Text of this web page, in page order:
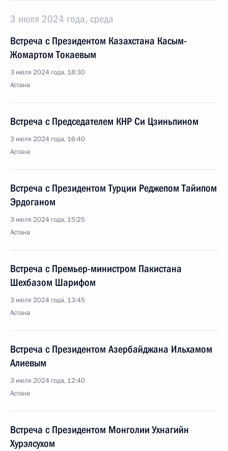
3 июля 2024 года, среда
Встреча с Президентом Казахстана Касым-
Жомартом Токаевым
3 июля 2024 года, 18:30
Астана
Встреча с Председателем КНР Си Цзиньпином
3 июля 2024 года, 16:40
Астана
Встреча с Президентом Турции Реджепом Тайипом
Эрдоганом
3 июля 2024 года, 15:25
Астана
Встреча с Премьер-министром Пакистана
Шехбазом Шарифом
3 июля 2024 года, 13:45
Астана
Встреча с Президентом Азербайджана Ильхамом
Алиевым
3 июля 2024 года, 12:40
Астана
Встреча с Президентом Монголии Ухнагийн
Хурэлсухом